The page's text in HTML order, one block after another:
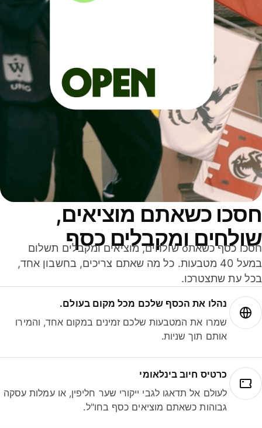
כשאתם מוציאים,
ומקבלים כסף
חסכו כסף כשאתo שולחים, מוציאים ומקבלים תשלום
במעל 40 מטבעות. כל מה שאתם צריכים, בחשבון אחד,
עת שתצטרכו.
נהלו את הכסף שלכם מכל מקום בעולם.
שמרו את המטבעות שלכם זמינים במקום אחד, והמירו
אותם תוך שניות.
כרטיס חיוב בינלאומי
לעולם אל תדאגו לגבי ייקורי שער חליפין, או עמלות עסקה
גבוהות כשאתם מוציאים כסף בחו"ל.